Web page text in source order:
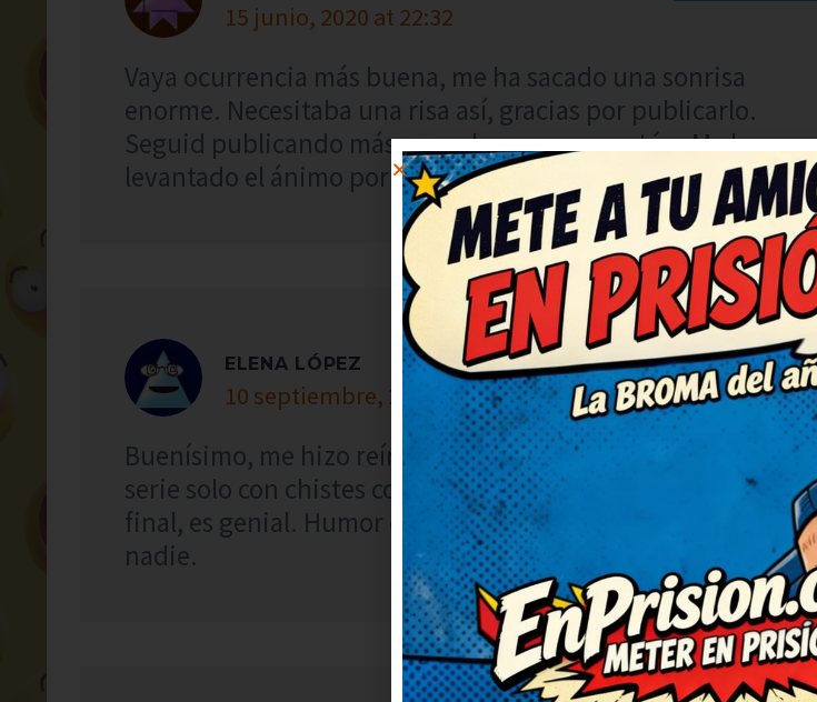
15 junio, 2020 at 22:32
Vaya ocurrencia más buena, me ha sacado una sonrisa
enorme. Necesitaba una risa así, gracias por publicarlo.
Seguid publicando más, que alegran un montón. Me ha
levantado el ánimo por completo, gracias.
ELENA LÓPEZ
10 septiembre, 2020 at 11:48
RESPONDER
Buenísimo, me hizo reír a carcajadas. Deberían hacer una
serie solo con chistes como este. Me quedo con la ocurrencia
final, es genial. Humor del bueno, con gracia y sin ofender a
nadie.